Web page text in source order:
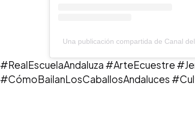
Una publicación compartida de Canal
#RealEscuelaAndaluza #ArteEcuestre
#CómoBailanLosCaballosAndaluces